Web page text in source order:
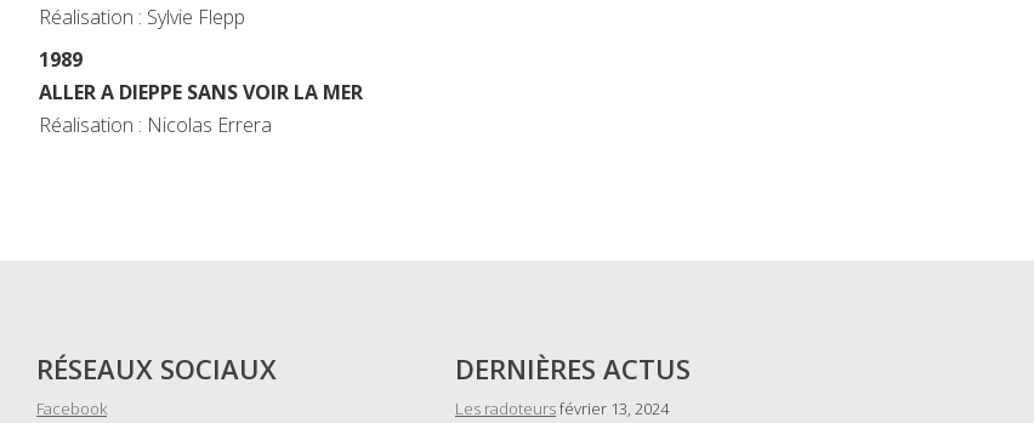
Réalisation : Sylvie Flepp
1989
ALLER A DIEPPE SANS VOIR LA MER
Réalisation : Nicolas Errera
RÉSEAUX SOCIAUX
Facebook
DERNIÈRES ACTUS
Les radoteursfévrier 13, 2024